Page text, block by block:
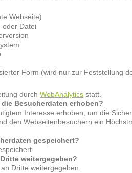
Webseite)
oder Datei
Form (wird nur zur Feststellung
durchWebAnalytics statt.
Besucherdaten erhoben?
Interesse erhoben, um die
den Webseitenbesuchern ein
gespeichert?
weitergegeben?
Dritte weitergegeben.